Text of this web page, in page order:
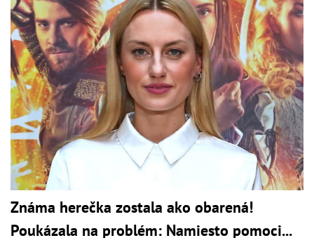
Známa herečka zostala ako obarená!
Poukázala na problém: Namiesto pomoci...